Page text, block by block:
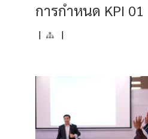
การกำหนด KPI 01
| |